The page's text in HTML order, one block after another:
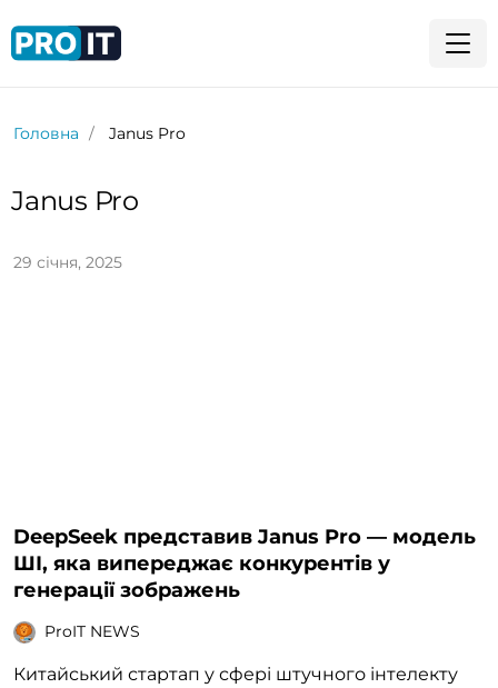
Головна Janus Pro
Janus Pro
29 січня, 2025
DeepSeek представив Janus Pro — модель
ШІ, яка випереджає конкурентів у
генерації зображень
ProIT NEWS
Китайський стартап у сфері штучного інтелекту